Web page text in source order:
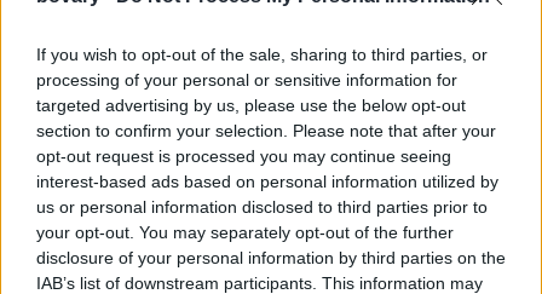
If you wish to opt-out of the sale, sharing to third parties, or
processing of your personal or sensitive information for
targeted advertising by us, please use the below opt-out
section to confirm your selection. Please note that after your
opt-out request is processed you may continue seeing
interest-based ads based on personal information utilized by
us or personal information disclosed to third parties prior to
your opt-out. You may separately opt-out of the further
disclosure of your personal information by third parties on the
IAB’s list of downstream participants. This information may
μπορούν να μην «κλωτσάνε» με την υπόλοιπη διακόσμηση του
σπιτιού και να αποπνέουν μια αίσθηση ζεστασιάς και γιορτής.
2) 2) Αλλη μια όμορφη διακοσμητική επιλογή είναι στολίδια με
χρυσό και ασήμι που μπορούν να ενσωματωθούν στο σπίτι και
να συνυπάρχουν με αρμονία και τον υπόλοιπο διάκοσμο του
σπιτιού.
3) Τις γιορτές, είναι έξυπνο να στολίζουμε το σπίτι με πιο
«ουδέτερα» διακοσμητικά στοιχεία και όχι τόσο σε έντονα